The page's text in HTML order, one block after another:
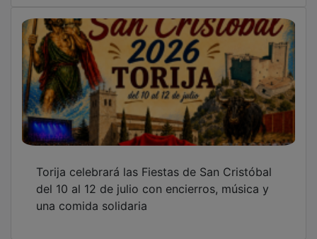
'Guadalajara rebelde (siglos XI-XX)', una
enmienda a la historia oficial